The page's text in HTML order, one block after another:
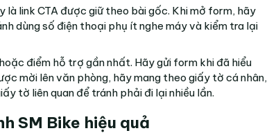
là link CTA được giữ theo bài gốc. Khi mở form, hãy
dùng số điện thoại phụ ít nghe máy và kiểm tra lại
điểm hỗ trợ gần nhất. Hãy gửi form khi đã hiểu
mời lên văn phòng, hãy mang theo giấy tờ cá nhân,
tờ liên quan để tránh phải đi lại nhiều lần.
SM Bike hiệu quả